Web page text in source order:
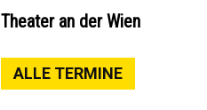
Theater an der Wien
ALLE TERMINE